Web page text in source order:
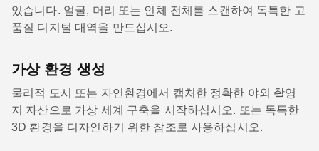
있습니다. 얼굴, 머리 또는 인체 전체를 스캔하여 독특한 고
품질 디지털 대역을 만드십시오.
가상 환경 생성
물리적 도시 또는 자연환경에서 캡처한 정확한 야외 촬영
지 자산으로 가상 세계 구축을 시작하십시오. 또는 독특한
3D 환경을 디자인하기 위한 참조로 사용하십시오.